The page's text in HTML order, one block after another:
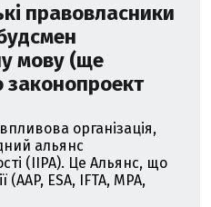
правовласники
мову (ще
законопроект
організація,
альянс
(IIPA). Це Альянс, що
(AAP, ESA, IFTA, MPA,